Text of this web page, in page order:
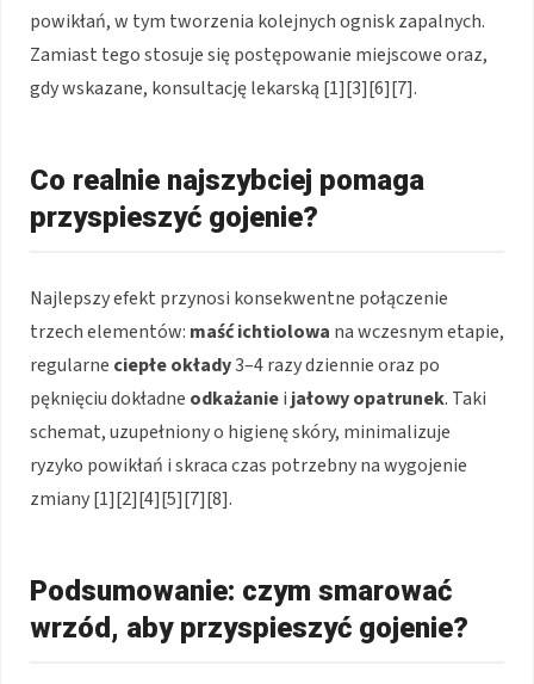
powikłań, w tym tworzenia kolejnych ognisk zapalnych.
Zamiast tego stosuje się postępowanie miejscowe oraz,
gdy wskazane, konsultację lekarską [1][3][6][7].
Co realnie najszybciej pomaga
przyspieszyć gojenie?
Najlepszy efekt przynosi konsekwentne połączenie
trzech elementów: maść ichtiolowa na wczesnym etapie,
regularne ciepłe okłady3–4 razy dziennie oraz po
pęknięciu dokładne odkażaniei jałowy opatrunek. Taki
schemat, uzupełniony o higienę skóry, minimalizuje
ryzyko powikłań i skraca czas potrzebny na wygojenie
zmiany [1][2][4][5][7][8].
Podsumowanie: czym smarować
wrzód, aby przyspieszyć gojenie?